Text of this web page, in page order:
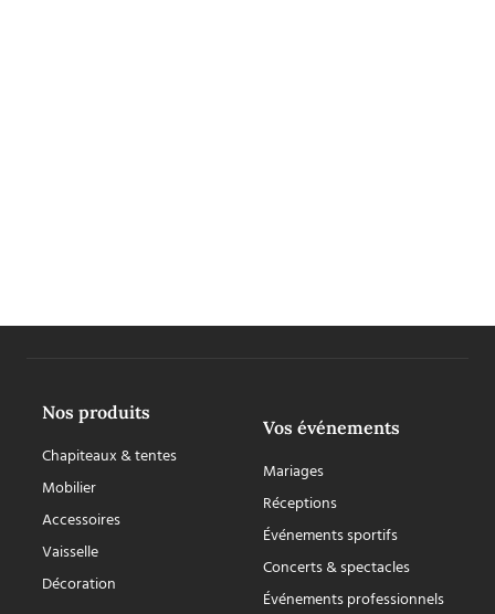
Nos produits
Chapiteaux & tentes
Mobilier
Accessoires
Vaisselle
Décoration
Vos événements
Mariages
Réceptions
Événements sportifs
Concerts & spectacles
Événements professionnels